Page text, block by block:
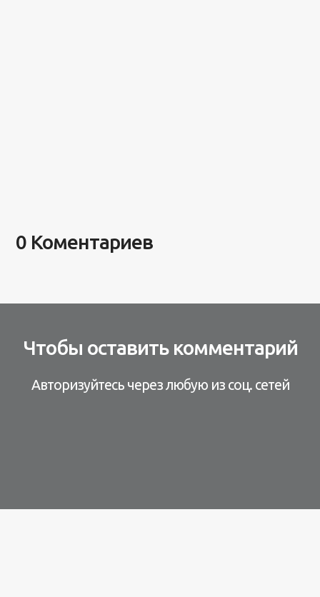
0 Коментариев
Чтобы оставить комментарий
Авторизуйтесь через любую из соц. сетей